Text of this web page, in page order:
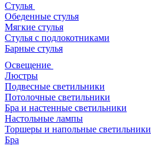
Стулья
Обеденные стулья
Мягкие стулья
Стулья с подлокотниками
Барные стулья
Освещение
Люстры
Подвесные светильники
Потолочные светильники
Бра и настенные светильники
Настольные лампы
Торшеры и напольные светильники
Бра